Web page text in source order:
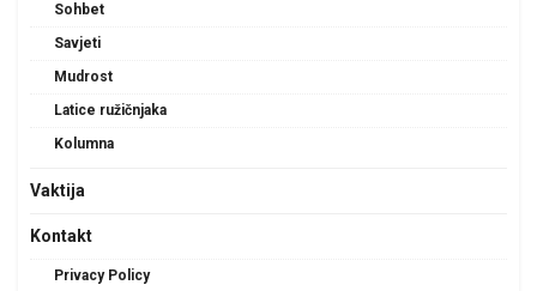
Sohbet
Savjeti
Mudrost
Latice ružičnjaka
Kolumna
Vaktija
Kontakt
Privacy Policy